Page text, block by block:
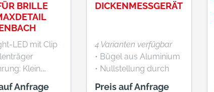
BRILLE
LED mit Clip
Klein,
und kompakter
Anfrage
DICKENMESSGERÄT
4 Varianten verfügbar
• Bügel aus Aluminium
• Nullstellung durch
drehbaren Außenring •
Preis auf Anfrage